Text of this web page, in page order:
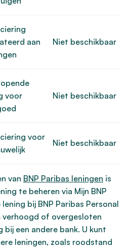
aan
Niet beschikbaar
voor
Niet beschikbaar
voor
Niet beschikbaar
van BNP Paribas leningen is
te beheren via Mijn BNP
bij BNP Paribas Personal
verhoogd of overgesloten
bij een andere bank. U kunt
leningen, zoals roodstand